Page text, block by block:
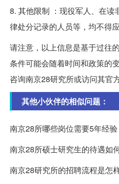
8. 其他限制 ：现役军人、在读
律处分记录的人员等，均不得应
请注意，以上信息是基于过往
条件可能会随着时间和政策的
咨询南京28研究所或访问其官
其他小伙伴的相似问题：
南京28所哪些岗位需要5年经验
南京28所硕士研究生的待遇如
南京28研究所的招聘流程是怎